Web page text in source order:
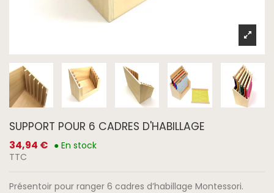
SUPPORT POUR 6 CADRES D'HABILLAGE
34,94 € ● En stock
TTC
Présentoir pour ranger 6 cadres d’habillage Montessori.